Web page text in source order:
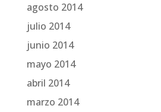
agosto 2014
julio 2014
junio 2014
mayo 2014
abril 2014
marzo 2014